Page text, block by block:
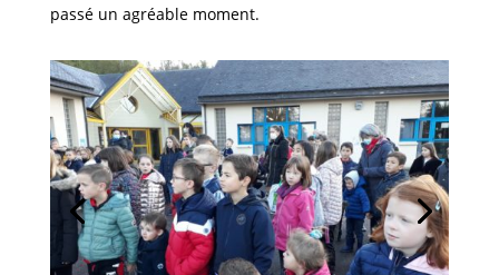
passé un agréable moment.